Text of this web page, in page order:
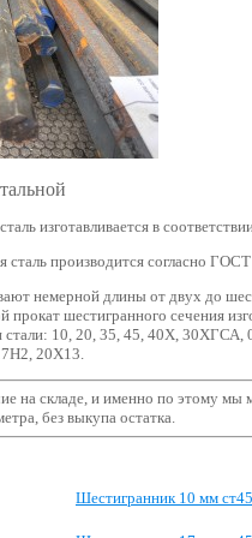
изготавливается в
сталь производится согласно ГОСТ
немерной длины от двух до
прокат шестигранного сечения
стали: 10, 20, 35, 45, 40Х,
20Х13.
на складе, и именно по этому мы
без выкупа остатка.
Шестигранник 10 мм ст45